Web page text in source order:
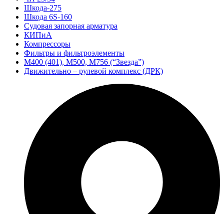
Шкода-275
Шкода 6S-160
Судовая запорная арматура
КИПиА
Компрессоры
Фильтры и фильтроэлементы
М400 (401), М500, М756 (“Звезда”)
Движительно – рулевой комплекс (ДРК)